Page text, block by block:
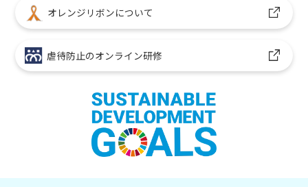
オレンジリボンについて
虐待防止のオンライン研修